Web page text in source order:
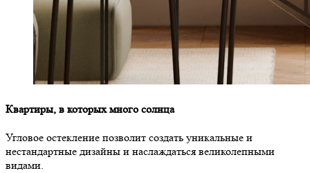
Квартиры, в которых много солнца
Угловое остекление позволит создать уникальные и
нестандартные дизайны и наслаждаться великолепными
видами.